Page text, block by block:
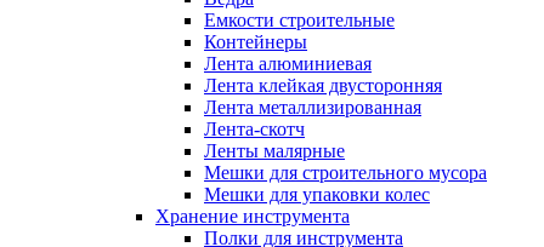
Емкости строительные
Контейнеры
Лента алюминиевая
Лента клейкая двусторонняя
Лента металлизированная
Лента-скотч
Ленты малярные
Мешки для строительного мусора
Мешки для упаковки колес
Хранение инструмента
Полки для инструмента